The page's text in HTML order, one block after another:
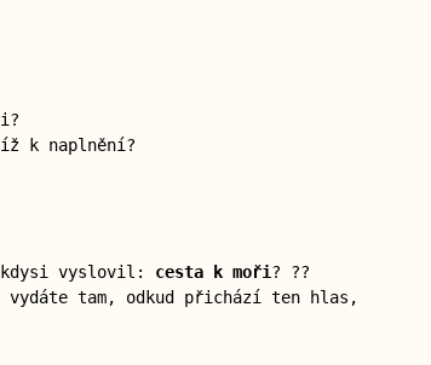
k naplnění?
kdysi vyslovil: cesta k moři? ??
tam, odkud přichází ten hlas,